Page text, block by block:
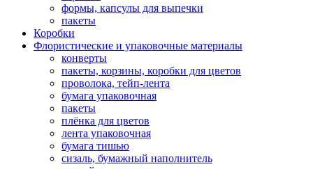
формы, капсулы для выпечки
пакеты
Коробки
Флористические и упаковочные материалы
конверты
пакеты, корзины, коробки для цветов
проволока, тейп-лента
бумага упаковочная
пакеты
плёнка для цветов
лента упаковочная
бумага тишью
сизаль, бумажный наполнитель